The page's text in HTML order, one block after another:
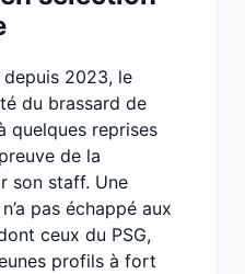
2023, le
du brassard de
quelques reprises
de la
son staff. Une
pas échappé aux
ceux du PSG,
profils à fort